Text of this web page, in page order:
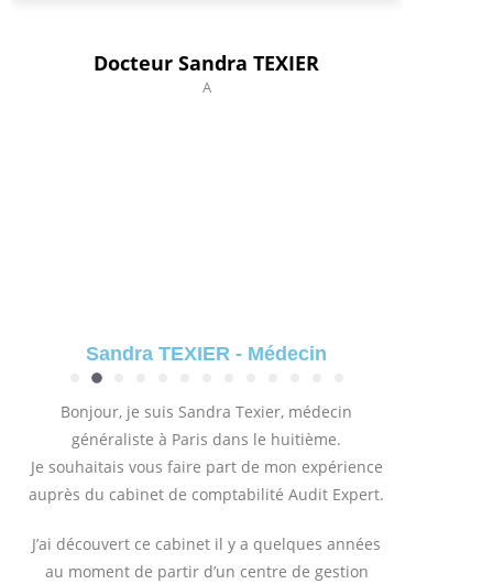
Docteur Sandra TEXIER
A
Sandra TEXIER - Médecin
Bonjour, je suis Sandra Texier, médecin
généraliste à Paris dans le huitième.
Je souhaitais vous faire part de mon expérience
auprès du cabinet de comptabilité Audit Expert.
J’ai découvert ce cabinet il y a quelques années
au moment de partir d’un centre de gestion